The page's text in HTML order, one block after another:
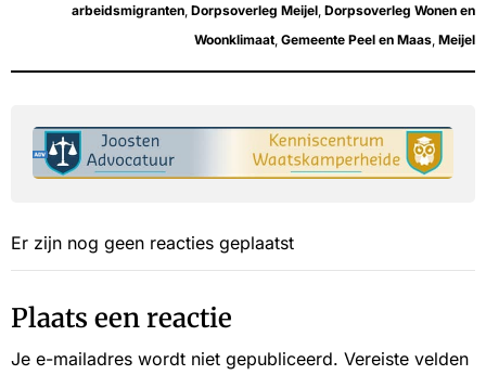
arbeidsmigranten, Dorpsoverleg Meijel, Dorpsoverleg Wonen en
Woonklimaat, Gemeente Peel en Maas, Meijel
Er zijn nog geen reacties geplaatst
Plaats een reactie
Je e-mailadres wordt niet gepubliceerd. Vereiste velden